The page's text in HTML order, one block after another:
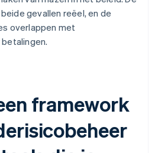
gevallen reëel, en de
overlappen met
framework